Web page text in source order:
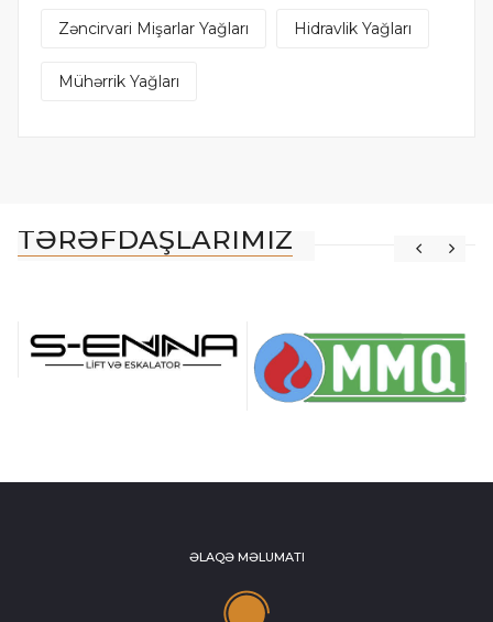
Zəncirvari Mişarlar Yağları Hidravlik Yağları
Mühərrik Yağları
TƏRƏFDAŞLARIMIZ
ƏLAQƏ MƏLUMATI